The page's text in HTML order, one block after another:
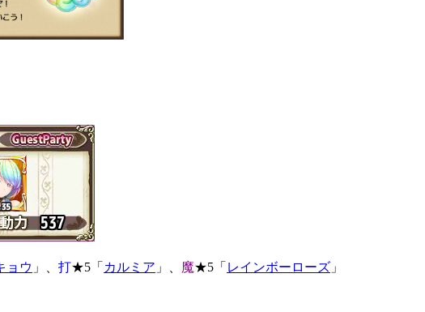
ョウ 」、 打★5「 カルミア 」、 魔★5「 レインボーローズ 」